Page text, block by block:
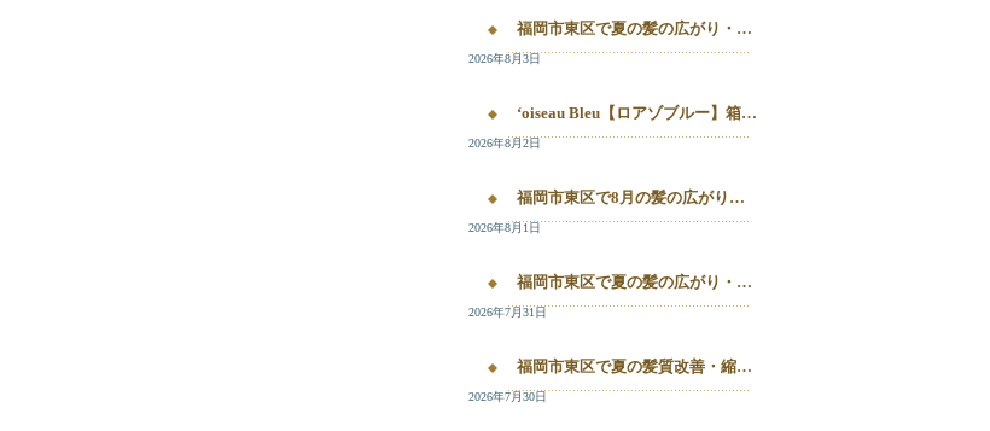
福岡市東区で夏の髪の広がり・白髪染め・美容液カラーを相談したい方へ｜箱崎・千早のL’oiseau Bleu
2026年8月3日
‘oiseau Bleu【ロアゾブルー】箱崎店】 福岡市東区箱崎で、夏の白髪染めやカラー後の毛先のパサつき、髪の艶不足が気になる方へ。
2026年8月2日
福岡市東区で8月の髪の広がり・白髪染め・美容液カラーを相談するなら
2026年8月1日
福岡市東区で夏の髪の広がり・白髪染め・美容液カラーを相談したい方へ｜箱崎・千早のL’oiseau Bleu
2026年7月31日
福岡市東区で夏の髪質改善・縮毛矯正・美容液カラーを相談したい方へ｜箱崎・千早の全席個室美容室ロアゾブルー
2026年7月30日